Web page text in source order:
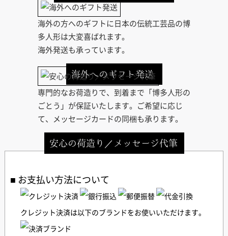
海外へのギフト発送
海外の方へのギフトに日本の伝統工芸品の博
多人形は大変喜ばれます。
海外発送も承っています。
安心の荷造り／メッセージ代筆
専門的なお荷造りで、到着まで「博多人形の
ごとう」が保証いたします。ご希望に応じ
て、メッセージカードの同梱も承ります。
お支払い方法について
クレジット決済は以下のブランドをお使いいただけます。